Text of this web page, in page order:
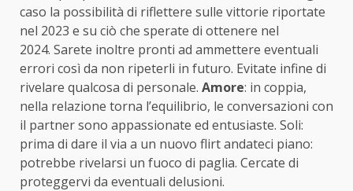
caso la possibilità di riflettere sulle vittorie riportate
nel 2023 e su ciò che sperate di ottenere nel
2024. Sarete inoltre pronti ad ammettere eventuali
errori così da non ripeterli in futuro. Evitate infine di
rivelare qualcosa di personale. Amore: in coppia,
nella relazione torna l’equilibrio, le conversazioni con
il partner sono appassionate ed entusiaste. Soli:
prima di dare il via a un nuovo flirt andateci piano:
potrebbe rivelarsi un fuoco di paglia. Cercate di
proteggervi da eventuali delusioni.